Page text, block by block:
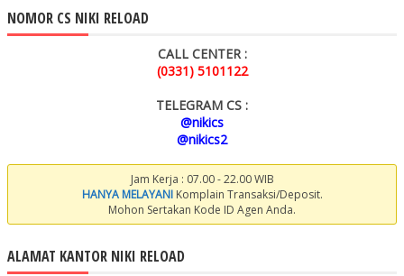
NOMOR CS NIKI RELOAD
CALL CENTER :
(0331) 5101122
TELEGRAM CS :
@nikics
@nikics2
Jam Kerja : 07.00 - 22.00 WIB
HANYA MELAYANIKomplain Transaksi/Deposit.
Mohon Sertakan Kode ID Agen Anda.
ALAMAT KANTOR NIKI RELOAD